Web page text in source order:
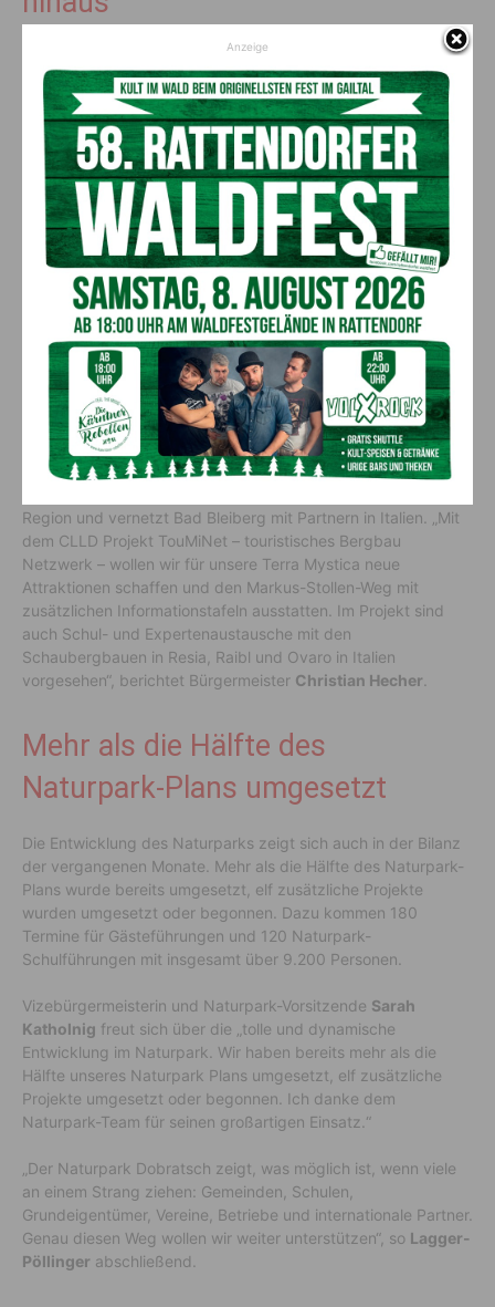
Auch die grenzüberschreitende Zusammenarbeit nimmt weiter
Fahrt auf. In Arnoldstein stehen gleich zwei Projekte im
Zeichen des künftigen Drei-Länder-Friedensparks.
„Die Dreiländereck Gemeinde Arnoldstein freut sich über
gleich zwei Maßnahmen die im Rahmen des künftigen Drei-
Länder-Friedensparks durchgeführt werden. Im Rahmen des –
Wein ohne Grenzen Festes – am 4. Juli in Valbruna wird unser
erster Naturpark Kooperationspartner in Italien feierlich
ernannt. Und zum Auftakt der Wandersaison im Herbst findet
am 27.9.2026 der Naturpark- Frühschoppen am Dreiländereck
statt“, freut sich Bürgermeister Reinhard Antolitsch.
TouMiNet verbindet
Bergbaugeschichte über Grenzen
hinweg
Region und vernetzt Bad Bleiberg mit Partnern in Italien. „Mit
dem CLLD Projekt TouMiNet – touristisches Bergbau
Netzwerk – wollen wir für unsere Terra Mystica neue
Attraktionen schaffen und den Markus-Stollen-Weg mit
zusätzlichen Informationstafeln ausstatten. Im Projekt sind
auch Schul- und Expertenaustausche mit den
Schaubergbauen in Resia, Raibl und Ovaro in Italien
vorgesehen“, berichtet Bürgermeister Christian Hecher
Mehr als die Hälfte des
Naturpark-Plans umgesetzt
Die Entwicklung des Naturparks zeigt sich auch in der Bilanz
der vergangenen Monate. Mehr als die Hälfte des Naturpark-
Plans wurde bereits umgesetzt, elf zusätzliche Projekte
wurden umgesetzt oder begonnen. Dazu kommen 180
Termine für Gästeführungen und 120 Naturpark-
Schulführungen mit insgesamt über 9.200 Personen.
Vizebürgermeisterin und Naturpark-Vorsitzende Sarah
Katholnig freut sich über die „tolle und dynamische
Entwicklung im Naturpark. Wir haben bereits mehr als die
Hälfte unseres Naturpark Plans umgesetzt, elf zusätzliche
Projekte umgesetzt oder begonnen. Ich danke dem
Naturpark-Team für seinen großartigen Einsatz.“
„Der Naturpark Dobratsch zeigt, was möglich ist, wenn viele
an einem Strang ziehen: Gemeinden, Schulen,
Grundeigentümer, Vereine, Betriebe und internationale Partner.
Genau diesen Weg wollen wir weiter unterstützen“, so Lagger-
Pöllinger abschließend.
Anzeige